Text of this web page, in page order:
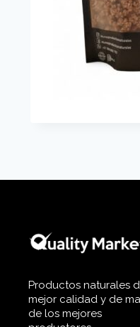
Productos naturales
mejor calidad y de
de los mejores